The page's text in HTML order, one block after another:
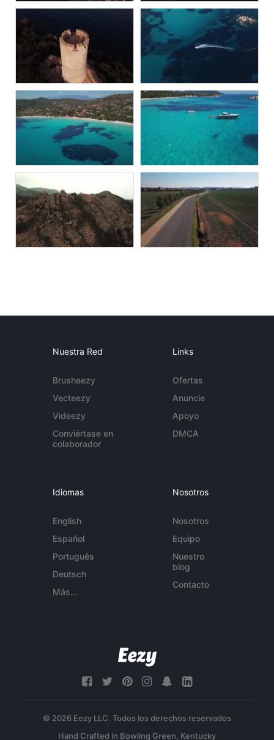
Nuestra Red
Brusheezy
Vecteezy
Videezy
Conviértase en
colaborador
Links
Ofertas
Anuncie
Apoyo
DMCA
Idiomas
English
Español
Português
Deutsch
Más...
Nosotros
Nosotros
Equipo
Nuestro
blog
Contacto
© 2026 Eezy LLC. Todos los derechos reservados